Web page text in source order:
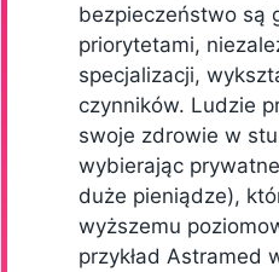
bezpieczeństwo są
priorytetami,
specjalizacji,
czynników. Ludzie
swoje zdrowie w
wybierając
duże pieniądze),
wyższemu
przykład Astramed